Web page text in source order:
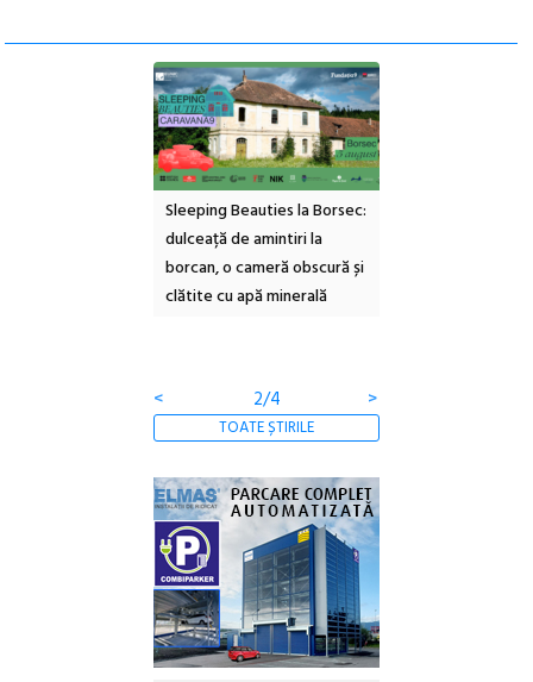
Sleeping Beauties la Borsec:
dulceață de amintiri la
borcan, o cameră obscură și
clătite cu apă minerală
< 2/4 >
TOATE ȘTIRILE